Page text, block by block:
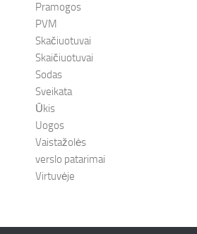
Pramogos
PVM
Skačiuotuvai
Skaičiuotuvai
Sodas
Sveikata
Ūkis
Uogos
Vaistažolės
verslo patarimai
Virtuvėje